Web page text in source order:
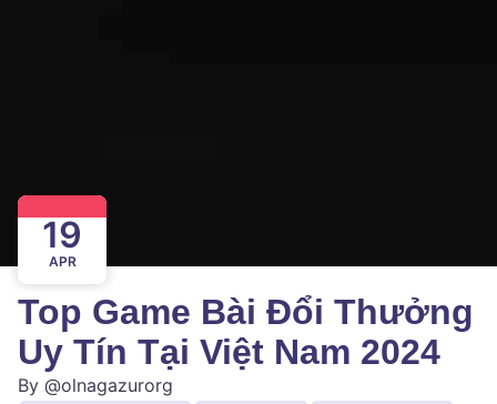
19
APR
Top Game Bài Đổi Thưởng
Uy Tín Tại Việt Nam 2024
By @olnagazurorg